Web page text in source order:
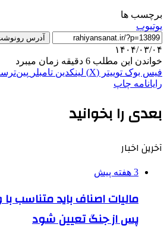
برچسب ها
یوتیوب
آدرس
۱۴۰۴/۰۳/۰۴
خواندن این مطلب 6 دقیقه زمان میبرد
فیس بوک توییتر (X) لینکدین ‫تامبلر
رایانامه چاپ
بعدی را بخوانید
آخرین اخبار
3 هفته پیش
مالیات اصناف باید متناسب
پس از جنگ تعیین شود